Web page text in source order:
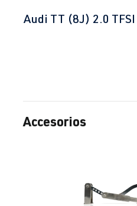
Audi TT (8J) 2.0
Omitir la galería de productos
Accesorios